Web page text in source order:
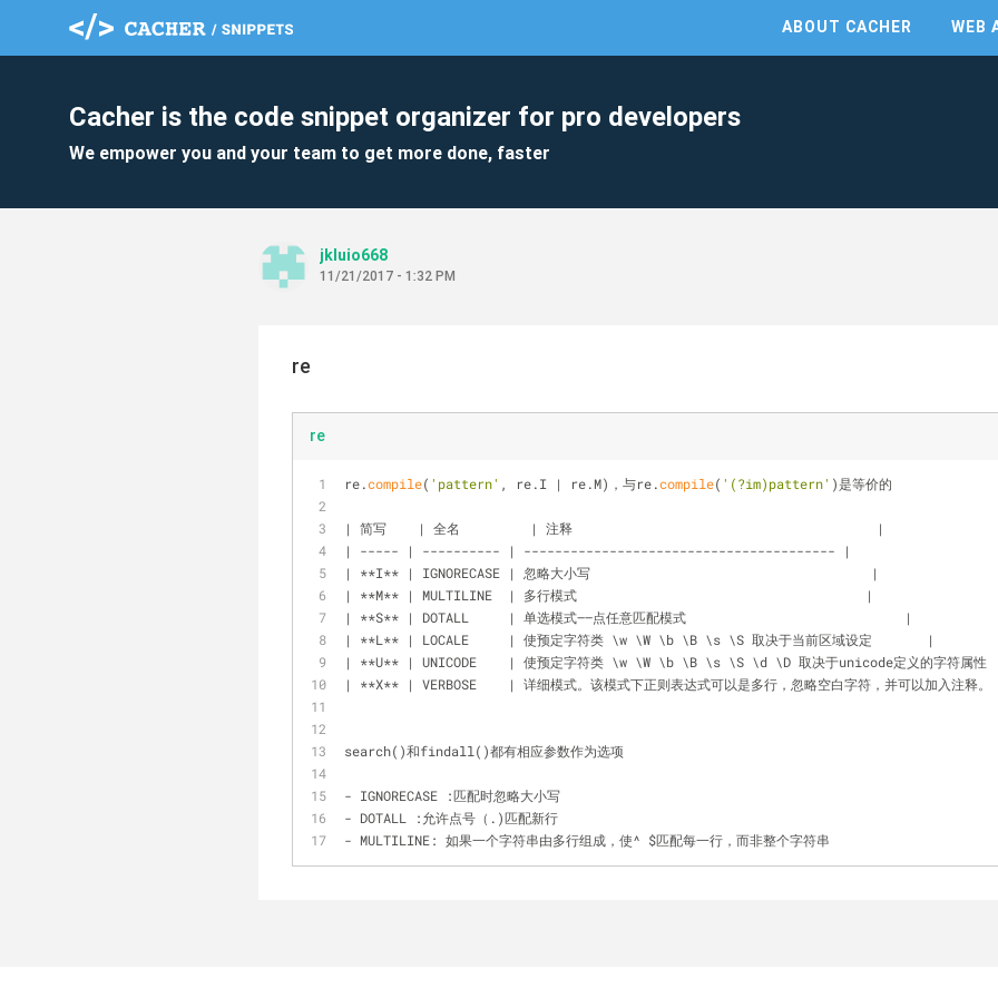
ABOUT CACHER WEB
Cacher is the code snippet organizer for pro developers
We empower you and your team to get more done, faster
jkluio668
11/21/2017 - 1:32 PM
re
re
re.compile( 'pattern' , re.I | re.M)，与re.compile( '(?im)pattern' )是等价的
| 简写    | 全名         | 注释                                       |
| ----- | ---------- | ---------------------------------------- |
| **I** | IGNORECASE | 忽略大小写                                    |
| **M** | MULTILINE  | 多行模式                                     |
| **S** | DOTALL     | 单选模式——点任意匹配模式                            |
| **L** | LOCALE     | 使预定字符类 \w \W \b \B \s \S 取决于当前区域设定       |
| **U** | UNICODE    | 使预定字符类 \w \W \b \B \s \S \d \D 取决于unicode定义的字符属性
| **X** | VERBOSE    | 详细模式。该模式下正则表达式可以是多行，忽略空白字符，并可以加入注释。
search()和findall()都有相应参数作为选项
- IGNORECASE :匹配时忽略大小写
- DOTALL :允许点号（.)匹配新行
- MULTILINE: 如果一个字符串由多行组成，使^ $匹配每一行，而非整个字符串